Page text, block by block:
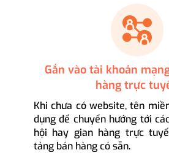
Gắn vào tài khoản
hàng trực
Khi chưa có website, tên
dụng để chuyển hướng tới
hội hay gian hàng trực
tảng bán hàng có sẵn.